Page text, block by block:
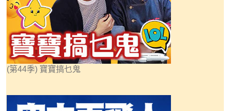
(第44季) 寶寶搞乜鬼